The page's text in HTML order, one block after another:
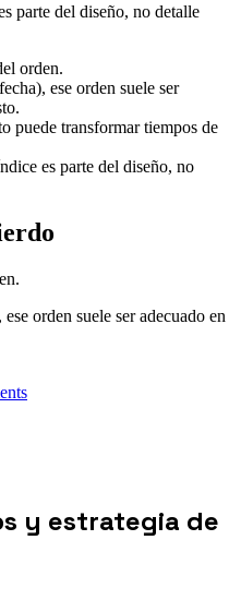
parte del diseño, no detalle
orden.
ese orden suele ser
puede transformar tiempos de
es parte del diseño, no
orden suele ser adecuado en
y estrategia de